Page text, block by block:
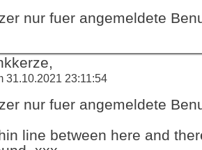
nur fuer angemeldete
31.10.2021 23:11:54
nur fuer angemeldete
line between here and